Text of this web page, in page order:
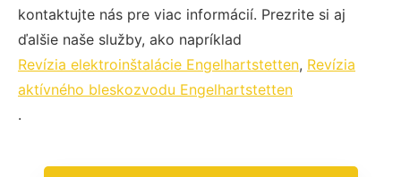
kontaktujte nás pre viac informácií. Prezrite si aj
ďalšie naše služby, ako napríklad
Revízia elektroinštalácie Engelhartstetten, Revízia
aktívného bleskozvodu Engelhartstetten
.